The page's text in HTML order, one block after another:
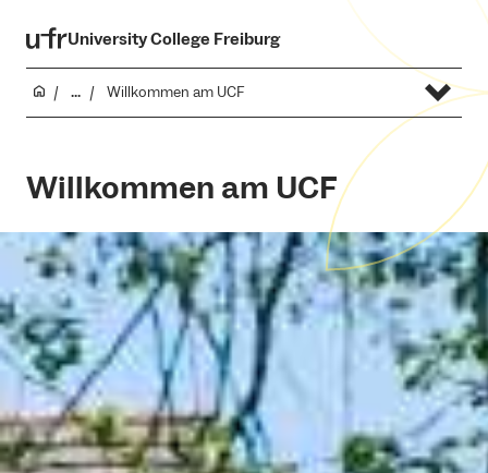
University College Freiburg
... Willkommen am UCF
Willkommen am UCF